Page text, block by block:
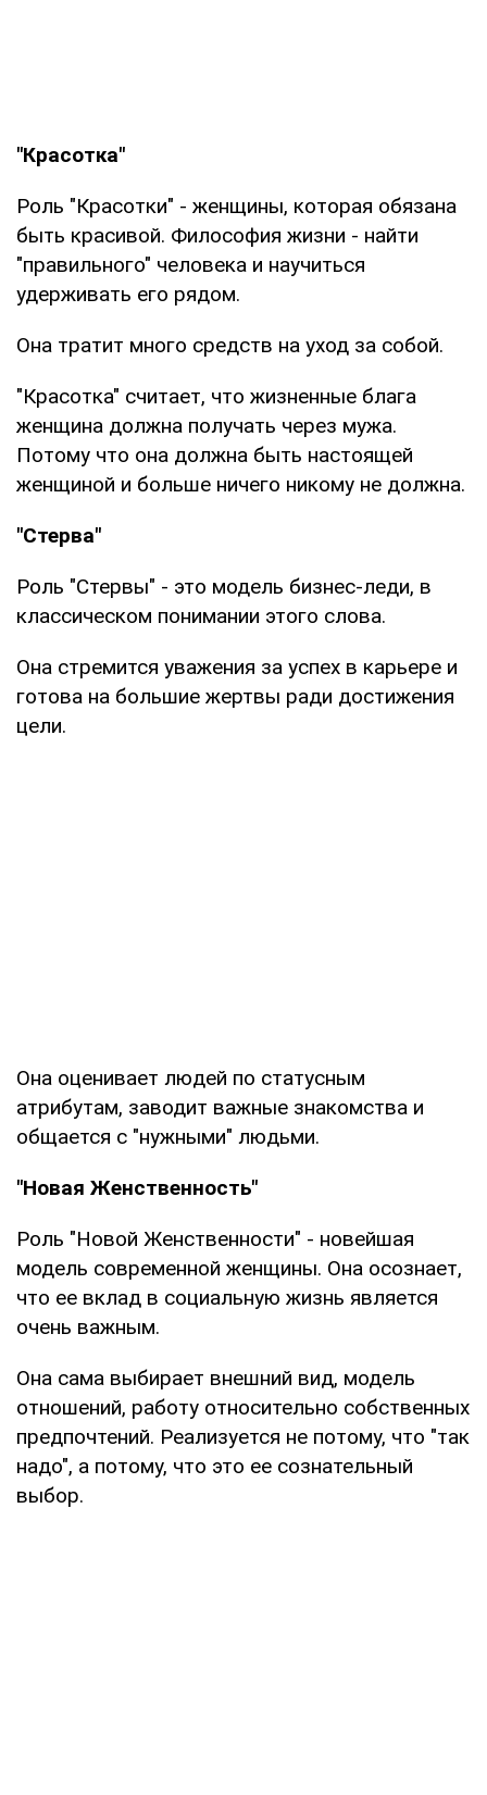
"Красотка"
Роль "Красотки" - женщины, которая обязана
быть красивой. Философия жизни - найти
"правильного" человека и научиться
удерживать его рядом.
Она тратит много средств на уход за собой.
"Красотка" считает, что жизненные блага
женщина должна получать через мужа.
Потому что она должна быть настоящей
женщиной и больше ничего никому не должна.
"Стерва"
Роль "Стервы" - это модель бизнес-леди, в
классическом понимании этого слова.
Она стремится уважения за успех в карьере и
готова на большие жертвы ради достижения
цели.
Она оценивает людей по статусным
атрибутам, заводит важные знакомства и
общается с "нужными" людьми.
"Новая Женственность"
Роль "Новой Женственности" - новейшая
модель современной женщины. Она осознает,
что ее вклад в социальную жизнь является
очень важным.
Она сама выбирает внешний вид, модель
отношений, работу относительно собственных
предпочтений. Реализуется не потому, что "так
надо", а потому, что это ее сознательный
выбор.